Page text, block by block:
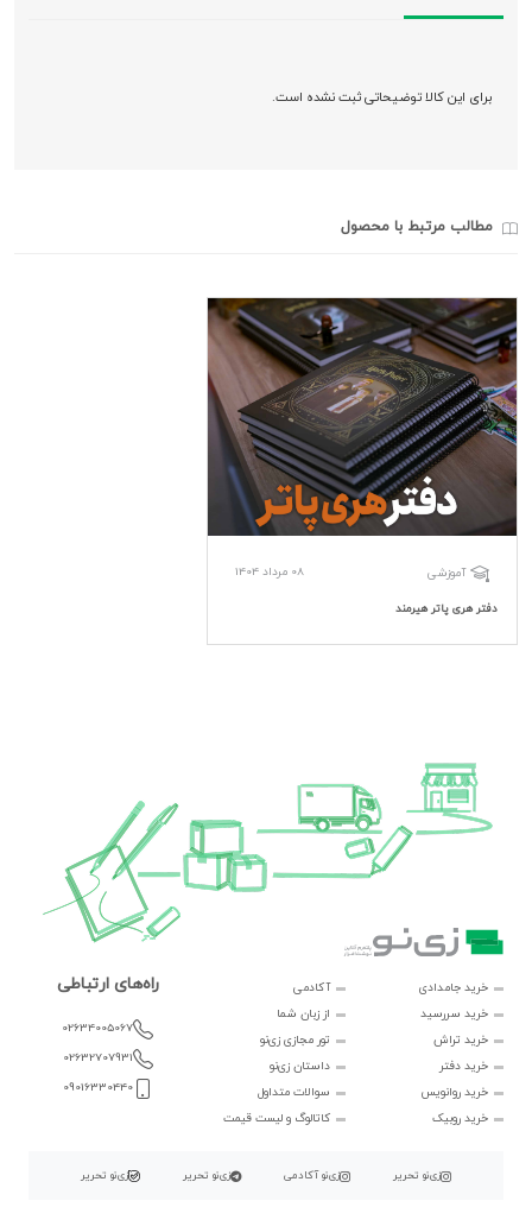
برای این کالا توضیحاتی ثبت نشده است.
مطالب مرتبط با محصول
آموزشی 08 مرداد 1404
دفتر هری پاتر هیرمند
خرید جامدادی
خرید سررسید
خرید تراش
خرید دفتر
خرید روانویس
خرید روبیک
آکادمی
از زبان شما
تور مجازی زی‌نو
داستان زی‌نو
سوالات متداول
کاتالوگ و لیست قیمت
راه‌های ارتباطی
02634005067
02632707931
09016330440
زی‌نو تحریر زی‌نو آکادمی زی‌نو تحریر زی‌نو تحریر